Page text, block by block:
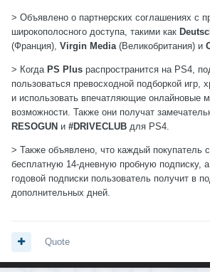
> Объявлено о партнерских соглашениях с
широкополосного доступа, такими как
(Франция), Virgin Media (Великобритания) и
> Когда PS Plus распространится на PS4,
пользоваться превосходной подборкой игр,
и использовать впечатляющие онлайновые
возможности. Также они получат
RESOGUN и #DRIVECLUB для PS4.
> Также объявлено, что каждый покупатель
бесплатную 14-дневную пробную подписку,
годовой подписки пользователь получит в
дополнительных дней.
Quote